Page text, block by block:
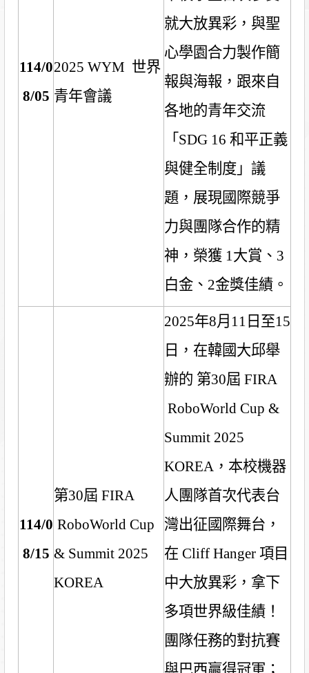
114/0
8/05
2025 WYM 世界
青年會議
就大放異彩，與聖
心學園合力製作簡
報與海報，跟來自
各地的青年交流
「 SDG 16 和平正義
與健全制度」議
題，展現國際競爭
力與團隊合作的精
神，榮獲 1大賞、 3
白金、 2金獎佳績。
114/0
8/15
第30屆 FIRA
RoboWorld Cup
& Summit 2025
KOREA
2025年8月 11 日至15
日，在韓國大邱舉
辦的 第30屆 FIRA
RoboWorld Cup &
Summit 2025
KOREA ，本校機器
人團隊首次代表台
灣出征國際舞台，
在 Cliff Hanger 項目
中大放異彩，拿下
多項世界級佳績！
團隊任務的對抗賽